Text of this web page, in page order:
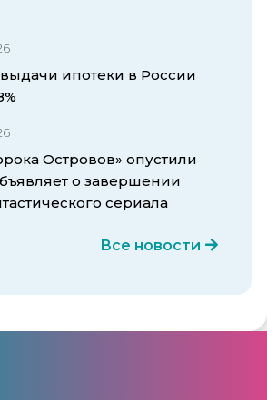
ипотеки в России
Островов» опустили
о завершении
сериала
Все новости